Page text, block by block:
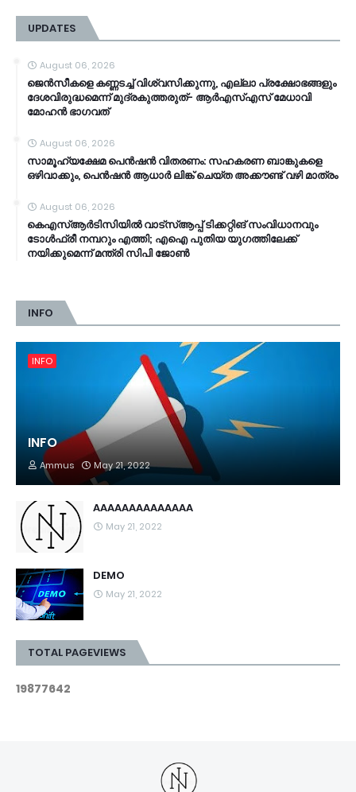
UPDATES
August 06, 2026
ജെൻസീകളെ കണ്ണടച്ച് വിശ്വസിക്കുന്നു, എല്ലാ പ്രക്ഷോഭങ്ങളും
ദേശവിരുദ്ധമെന്ന് മുദ്രകുത്തരുത്- ആർഎസ്എസ് മേധാവി
മോഹൻ ഭാ​ഗവത്
August 06, 2026
സാമൂ​ഹ്യക്ഷേമ പെൻഷൻ വിതരണം: സഹകരണ ബാങ്കുകളെ
ഒഴിവാക്കും, പെൻഷൻ ആധാർ‌ ലിങ്ക് ചെയ്ത അക്കൗണ്ട് വഴി മാത്രം
August 06, 2026
കെഎസ്ആര്‍ടിസിയിൽ വാട്‌സ്ആപ്പ് ടിക്കറ്റിങ് സംവിധാനവും
ടോൾഫ്രീ നമ്പറും എത്തി; എഐ പുതിയ യുഗത്തിലേക്ക്
നയിക്കുമെന്ന് മന്ത്രി സിപി ജോൺ
INFO
INFO
INFO
Ammus May 21, 2022
AAAAAAAAAAAAAA
May 21, 2022
DEMO
May 21, 2022
TOTAL PAGEVIEWS
19877642